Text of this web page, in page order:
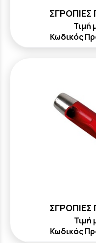
ΣΓΡΟΠΙΕΣ
Τιμή
Κωδικός
ΣΓΡΟΠΙΕΣ
Τιμή
Κωδικός